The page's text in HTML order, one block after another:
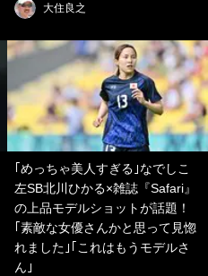
大住良之
｢めっちゃ美人すぎる｣なでしこ
左SB北川ひかる×雑誌『Safari』
の上品モデルショットが話題！
｢素敵な女優さんかと思って見惚
れました｣｢これはもうモデルさ
ん｣